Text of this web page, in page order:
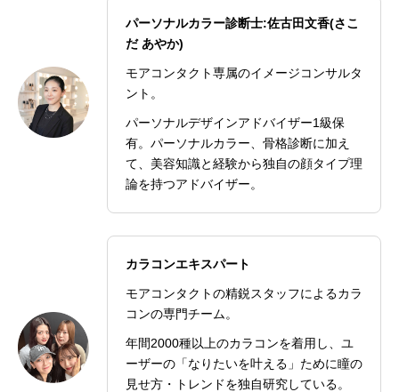
パーソナルカラー診断士:佐古田文香(さこ
だ あやか)
モアコンタクト専属のイメージコンサルタ
ント。
パーソナルデザインアドバイザー1級保
有。パーソナルカラー、骨格診断に加え
て、美容知識と経験から独自の顔タイプ理
論を持つアドバイザー。
カラコンエキスパート
モアコンタクトの精鋭スタッフによるカラ
コンの専門チーム。
年間2000種以上のカラコンを着用し、ユ
ーザーの「なりたいを叶える」ために瞳の
見せ方・トレンドを独自研究している。